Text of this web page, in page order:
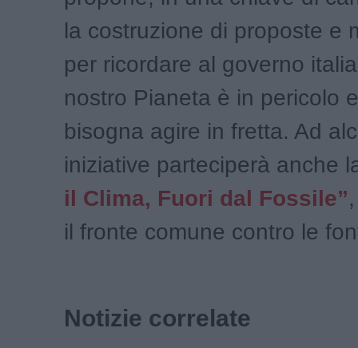
la costruzione di proposte e
per ricordare al governo
nostro Pianeta è in pericolo
bisogna agire in fretta. Ad
iniziative parteciperà anche
il Clima, Fuori dal Fossile”
il fronte comune contro le
Notizie correlate